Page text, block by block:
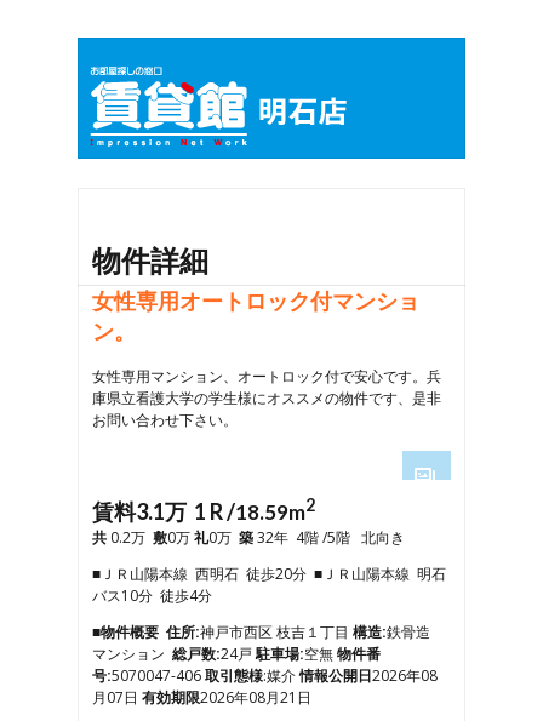
物件詳細
女性専用オートロック付マンショ
ン。
女性専用マンション、オートロック付で安心です。兵
庫県立看護大学の学生様にオススメの物件です、是非
お問い合わせ下さい。
4
6
7
8
賃料3.1万 1 R /18.59m2
共 0.2万 敷0万礼0万 築32年 4階 /5階 北向き
■ＪＲ山陽本線 西明石 徒歩20分 ■ＪＲ山陽本線 明石
バス10分 徒歩4分
■物件概要 住所:神戸市西区 枝吉１丁目 構造:鉄骨造
マンション 総戸数:24戸駐車場:空無物件番
号:5070047-406取引態様:媒介情報公開日2026年08
月07日 有効期限2026年08月21日